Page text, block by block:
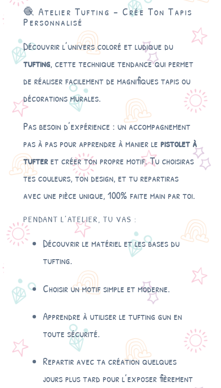
🧶 Atelier Tufting – Crée Ton Tapis
Personnalisé
Découvrir l’univers coloré et ludique du
tufting, cette technique tendance qui permet
de réaliser facilement de magnifiques tapis ou
décorations murales.
Pas besoin d’expérience : un accompagnement
pas à pas pour apprendre à manier le pistolet à
tufter et créer ton propre motif. Tu choisiras
tes couleurs, ton design, et tu repartiras
avec une pièce unique, 100% faite main par toi.
PENDANT L’ATELIER, TU VAS :
Découvrir le matériel et les bases du
tufting.
Choisir un motif simple et moderne.
Apprendre à utiliser le tufting gun en
toute sécurité.
Repartir avec ta création quelques
jours plus tard pour l’exposer fièrement